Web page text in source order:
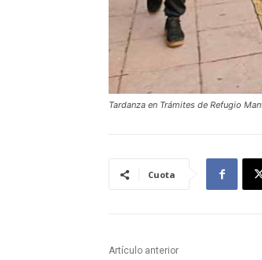
Tardanza en Trámites de Refugio
Cuota
Artículo anterior